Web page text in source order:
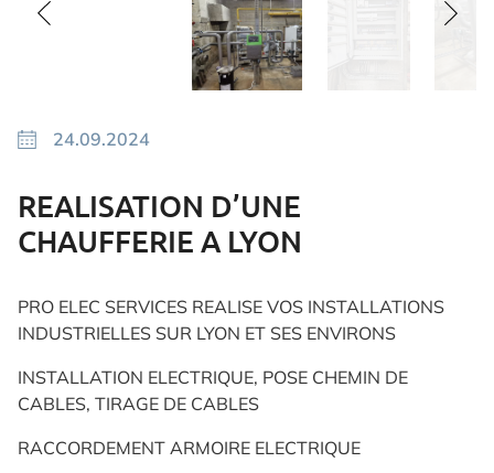
24.09.2024
REALISATION D’UNE
CHAUFFERIE A LYON
PRO ELEC SERVICES REALISE VOS INSTALLATIONS
INDUSTRIELLES SUR LYON ET SES ENVIRONS
INSTALLATION ELECTRIQUE, POSE CHEMIN DE
CABLES, TIRAGE DE CABLES
RACCORDEMENT ARMOIRE ELECTRIQUE